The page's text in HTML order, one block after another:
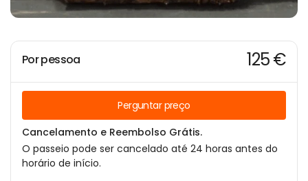
Por pessoa 125 €
Perguntar preço
Cancelamento e Reembolso Grátis.
O passeio pode ser cancelado até 24 horas antes do
horário de início.